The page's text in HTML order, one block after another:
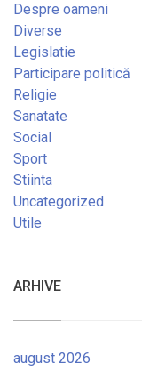
Despre oameni
Diverse
Legislatie
Participare politică
Religie
Sanatate
Social
Sport
Stiinta
Uncategorized
Utile
ARHIVE
august 2026